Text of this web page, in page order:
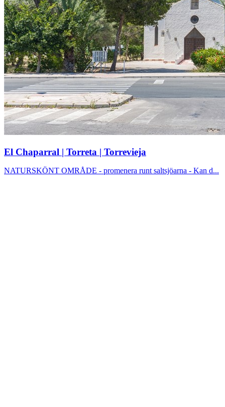
El Chaparral | Torreta | Torrevieja
NATURSKÖNT OMRÅDE - promenera runt saltsjöarna - Kan d...